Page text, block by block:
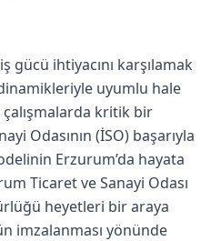
ihtiyacını karşılamak
uyumlu hale
çalışmalarda kritik bir
Odasının (İSO) başarıyla
Erzurum’da hayata
Ticaret ve Sanayi Odası
heyetleri bir araya
imzalanması yönünde